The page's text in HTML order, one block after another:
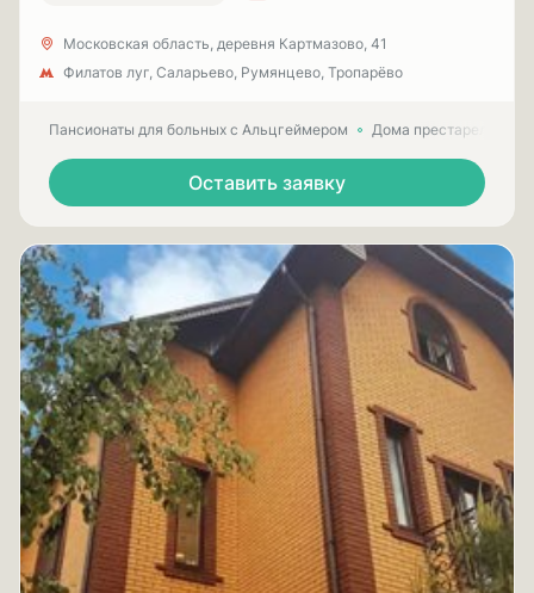
Московская область, деревня Картмазово, 41
Филатов луг, Саларьево, Румянцево, Тропарёво
Пансионаты для больных с Альцгеймером Дома престарелых
Оставить заявку